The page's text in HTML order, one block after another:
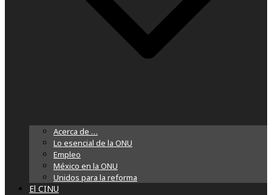
Acerca de …
Lo esencial de la ONU
Empleo
México en la ONU
Unidos para la reforma
El CINU